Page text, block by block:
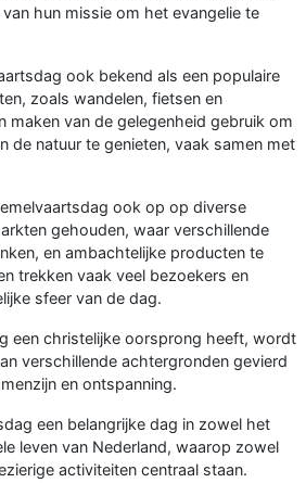
hun missie om het evangelie te
ook bekend als een populaire
zoals wandelen, fietsen en
maken van de gelegenheid gebruik om
de natuur te genieten, vaak samen met
ook op op diverse
gehouden, waar verschillende
en ambachtelijke producten te
trekken vaak veel bezoekers en
sfeer van de dag.
een christelijke oorsprong heeft, wordt
verschillende achtergronden gevierd
en ontspanning.
een belangrijke dag in zowel het
leven van Nederland, waarop zowel
activiteiten centraal staan.